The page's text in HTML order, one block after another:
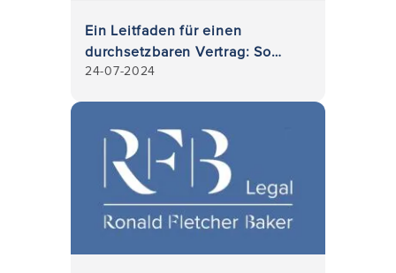
Ein Leitfaden für einen
durchsetzbaren Vertrag: So
stellen Sie sicher, dass Ihr
24-07-2024